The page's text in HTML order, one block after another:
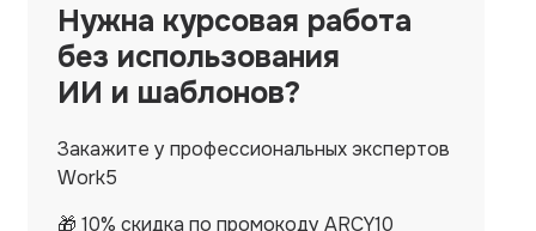
Нужна курсовая работа
без использования
ИИ и шаблонов?
Закажите у профессиональных экспертов
Work5
🎁 10% скидка по промокоду ARCY10